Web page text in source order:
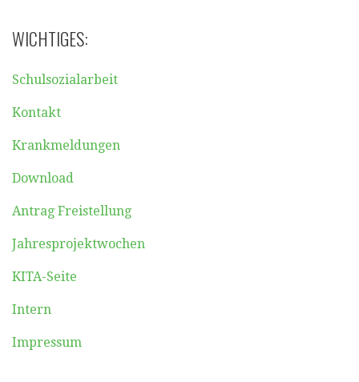
WICHTIGES:
Schulsozialarbeit
Kontakt
Krankmeldungen
Download
Antrag Freistellung
Jahresprojektwochen
KITA-Seite
Intern
Impressum